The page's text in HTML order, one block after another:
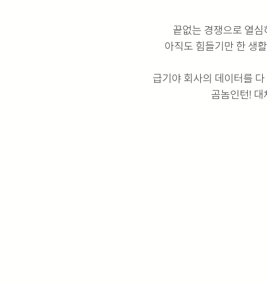
끝없는 경쟁으로 열
아직도 힘들기만 한 생
급기야 회사의 데이터를
곰놈인턴!